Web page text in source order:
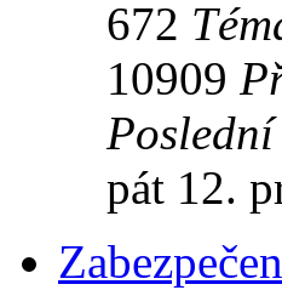
672
10909
pát 12.